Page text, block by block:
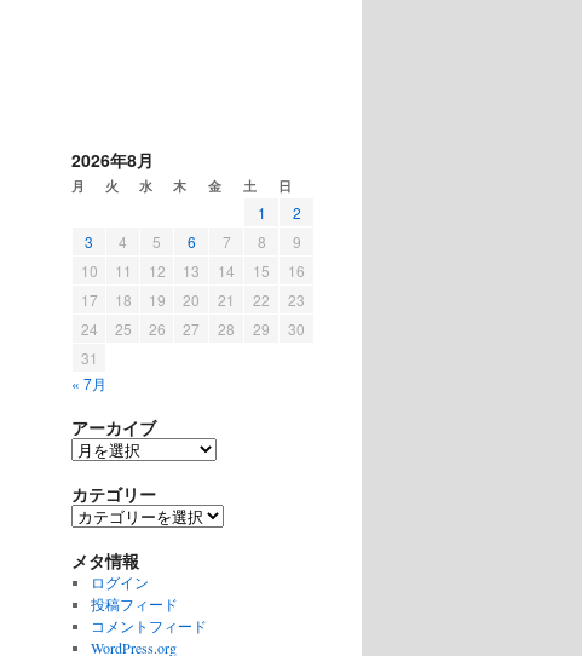
2026年8月
月 火 水 木 金 土 日
1
2
3
4 5 6 7 8
9
10
11 12 13 14 15
16
17
18 19 20 21 22
23
24
25 26 27 28 29
30
31
« 7月
アーカイブ
ア
カ
イ
カテゴリー
カ
ゴ
リ
ー
メタ情報
ログイン
投稿フィード
コメントフィード
WordPress.org